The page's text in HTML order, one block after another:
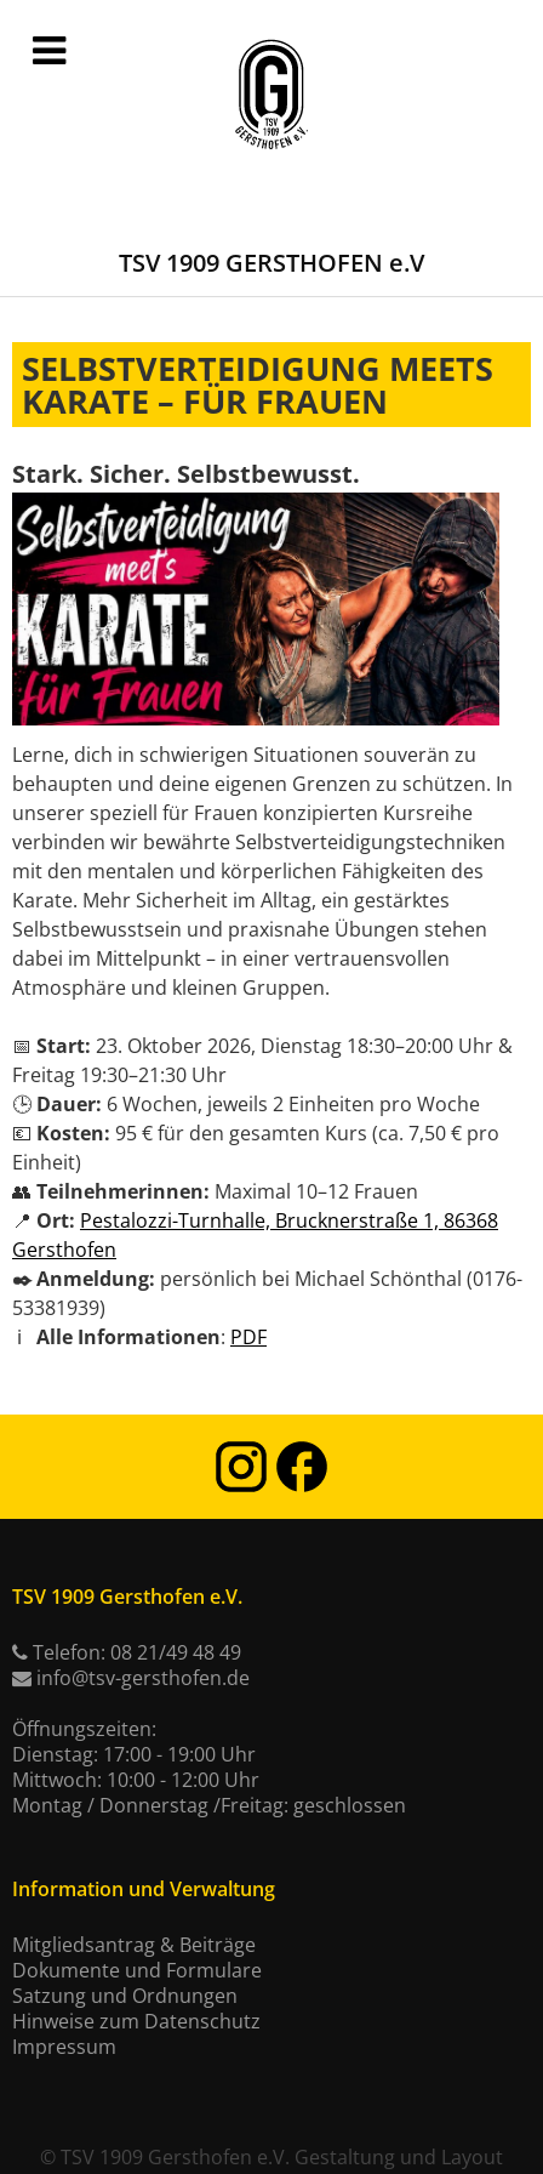
TSV 1909 GERSTHOFEN e.V
SELBSTVERTEIDIGUNG MEETS
KARATE – FÜR FRAUEN
Stark. Sicher. Selbstbewusst.
Lerne, dich in schwierigen Situationen souverän zu
behaupten und deine eigenen Grenzen zu schützen. In
unserer speziell für Frauen konzipierten Kursreihe
verbinden wir bewährte Selbstverteidigungstechniken
mit den mentalen und körperlichen Fähigkeiten des
Karate. Mehr Sicherheit im Alltag, ein gestärktes
Selbstbewusstsein und praxisnahe Übungen stehen
dabei im Mittelpunkt – in einer vertrauensvollen
Atmosphäre und kleinen Gruppen.
📅 Start: 23. Oktober 2026, Dienstag 18:30–20:00 Uhr &
Freitag 19:30–21:30 Uhr
🕒 Dauer: 6 Wochen, jeweils 2 Einheiten pro Woche
💶 Kosten: 95 € für den gesamten Kurs (ca. 7,50 € pro
Einheit)
👥 Teilnehmerinnen: Maximal 10–12 Frauen
📍 Ort: Pestalozzi-Turnhalle, Brucknerstraße 1, 86368
Gersthofen
✒️ Anmeldung: persönlich bei Michael Schönthal (0176-
53381939)
ℹ️ Alle Informationen: PDF
TSV 1909 Gersthofen e.V.
Telefon: 08 21/49 48 49
info@tsv-gersthofen.de
Öffnungszeiten:
Dienstag: 17:00 - 19:00 Uhr
Mittwoch: 10:00 - 12:00 Uhr
Montag / Donnerstag /Freitag: geschlossen
Information und Verwaltung
Mitgliedsantrag & Beiträge
Dokumente und Formulare
Satzung und Ordnungen
Hinweise zum Datenschutz
Impressum
©TSV 1909 Gersthofen e.V. Gestaltung und Layout